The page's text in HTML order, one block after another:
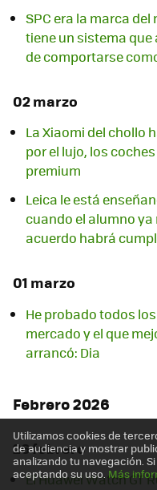
SPC era la marca
tiene un sistema
de comportarse
02 marzo
La Xiaomi del chollo
por el lujo, los
premium
Leica le está
cuando el alumno ya
acuerdo habrá
01 marzo
He probado todos
mercado y el que
arrancó: Dia
Febrero 2026
26 febrero
El Huawei Watch GT
Utilizamos cookies de
de audiencia y mostrar
analizando tu navegación.
aceptando su uso.Más